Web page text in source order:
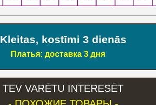
Kleitas, kostīmi 3 dienās
Платья: доставка 3 дня
TEV VARĒTU INTERESĒT